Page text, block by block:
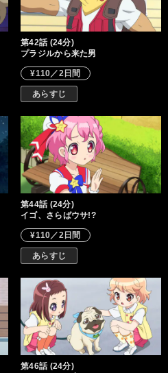
第42話 (24分)
プラジルから来た男
¥110／2日間
あらすじ
第44話 (24分)
イゴ、さらばウサ!?
¥110／2日間
あらすじ
第46話 (24分)